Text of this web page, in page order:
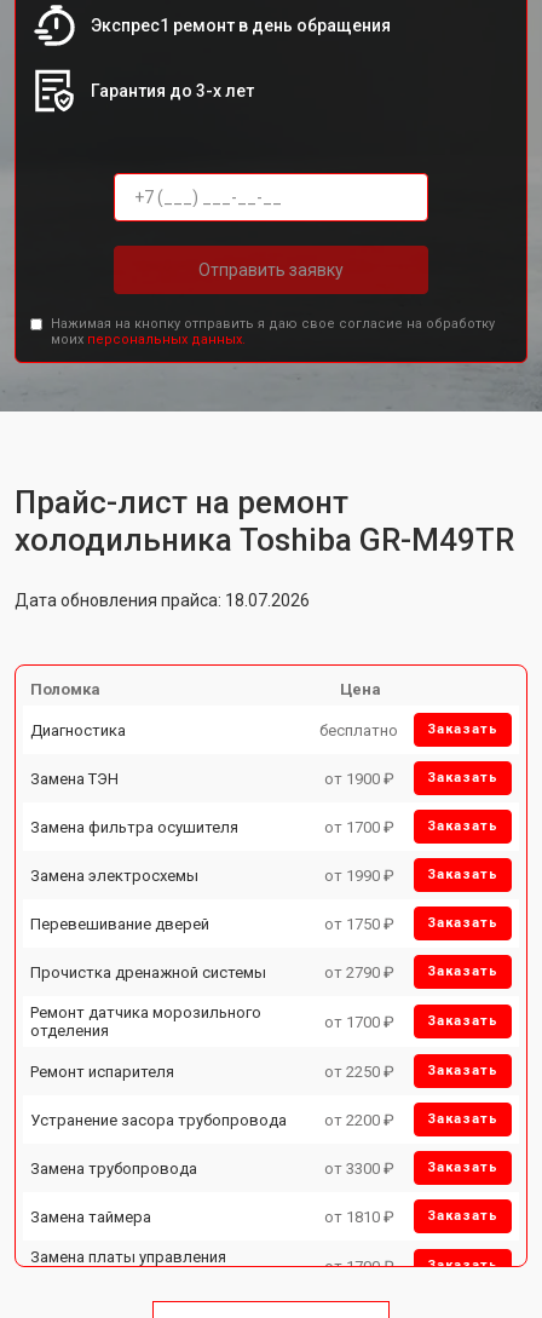
Экспрес1 ремонт в день обращения
Гарантия до 3-х лет
Отправить заявку
Нажимая на кнопку отправить я даю свое согласие на обработку
моих персональных данных.
Прайс-лист на ремонт
холодильника Toshiba GR-M49TR
Дата обновления прайса: 18.07.2026
Поломка Цена
Диагностика бесплатно Заказать
Замена ТЭН от 1900 ₽ Заказать
Замена фильтра осушителя от 1700 ₽ Заказать
Замена электросхемы от 1990 ₽ Заказать
Перевешивание дверей от 1750 ₽ Заказать
Прочистка дренажной системы от 2790 ₽ Заказать
Ремонт датчика морозильного
отделения
от 1700 ₽ Заказать
Ремонт испарителя от 2250 ₽ Заказать
Устранение засора трубопровода от 2200 ₽ Заказать
Замена трубопровода от 3300 ₽ Заказать
Замена таймера от 1810 ₽ Заказать
Замена платы управления
от 1700 ₽ Заказать
Ремонт/замена датчика